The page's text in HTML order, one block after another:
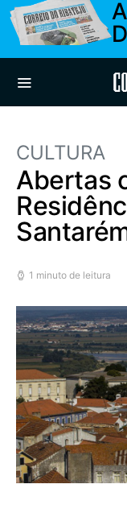
CULTURA
Abertas
1 minuto de leitura